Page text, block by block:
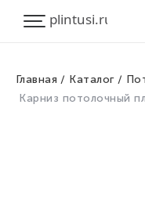
Главная Каталог
Карниз потолочный